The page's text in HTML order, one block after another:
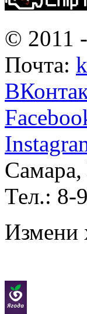
© 2011
Почта:
Тел.: 8-
Измени